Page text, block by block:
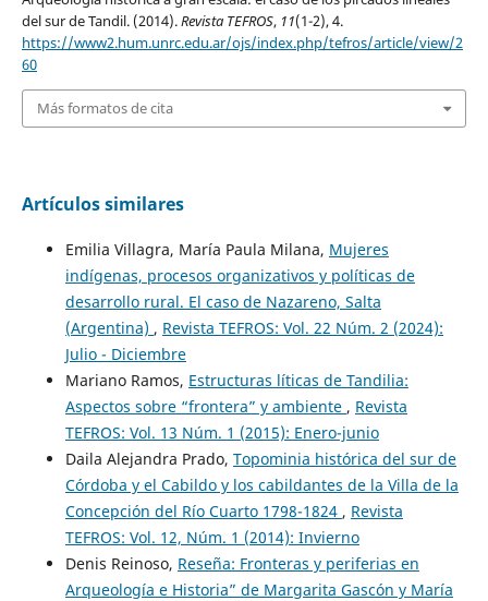
del sur de Tandil. (2014).Revista TEFROS, 11(1-2), 4.
https://www2.hum.unrc.edu.ar/ojs/index.php/tefros/article/view/2
60
Más formatos de cita
Artículos similares
Emilia Villagra, María Paula Milana, Mujeres
indígenas, procesos organizativos y políticas de
desarrollo rural. El caso de Nazareno, Salta
(Argentina) , Revista TEFROS: Vol. 22 Núm. 2 (2024):
Julio - Diciembre
Mariano Ramos, Estructuras líticas de Tandilia:
Aspectos sobre “frontera” y ambiente , Revista
TEFROS: Vol. 13 Núm. 1 (2015): Enero-junio
Daila Alejandra Prado, Topominia histórica del sur de
Córdoba y el Cabildo y los cabildantes de la Villa de la
Concepción del Río Cuarto 1798-1824 , Revista
TEFROS: Vol. 12, Núm. 1 (2014): Invierno
Denis Reinoso, Reseña: Fronteras y periferias en
Arqueología e Historia” de Margarita Gascón y María